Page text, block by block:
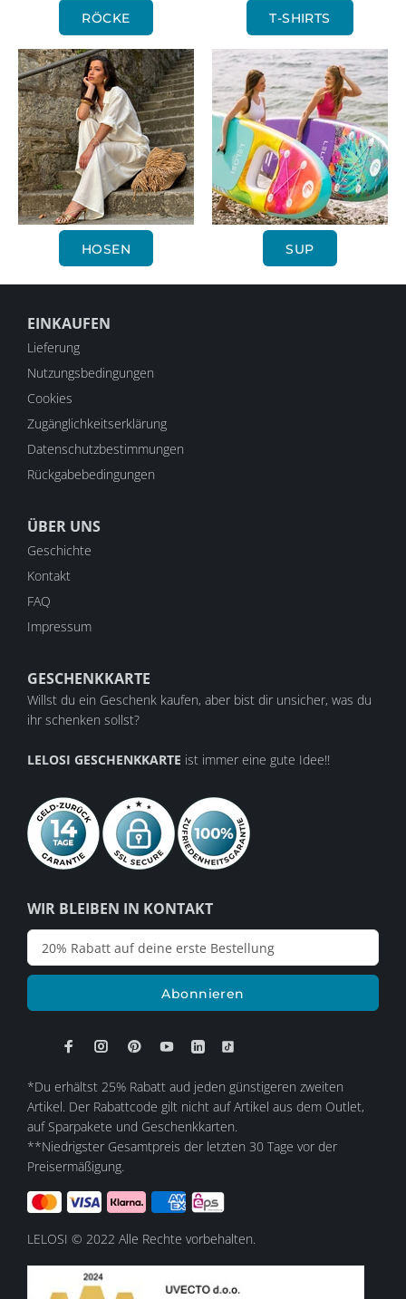
RÖCKE T-SHIRTS
HOSEN SUP
WIR BLEIBEN IN KONTAKT
Abonnieren
EINKAUFEN
Lieferung
Nutzungsbedingungen
Cookies
Zugänglichkeitserklärung
Datenschutzbestimmungen
Rückgabebedingungen
ÜBER UNS
Geschichte
Kontakt
FAQ
Impressum
GESCHENKKARTE
Willst du ein Geschenk kaufen, aber bist dir unsicher, was du
ihr schenken sollst?
LELOSI GESCHENKKARTE ist immer eine gute Idee!!
*Du erhältst 25% Rabatt aud jeden günstigeren zweiten
Artikel. Der Rabattcode gilt nicht auf Artikel aus dem Outlet,
auf Sparpakete und Geschenkkarten.
**Niedrigster Gesamtpreis der letzten 30 Tage vor der
Preisermäßigung.
LELOSI © 2022 Alle Rechte vorbehalten.